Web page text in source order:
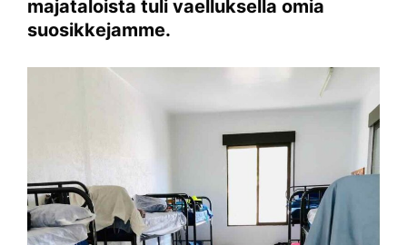
majataloista tuli vaelluksella omia
suosikkejamme.